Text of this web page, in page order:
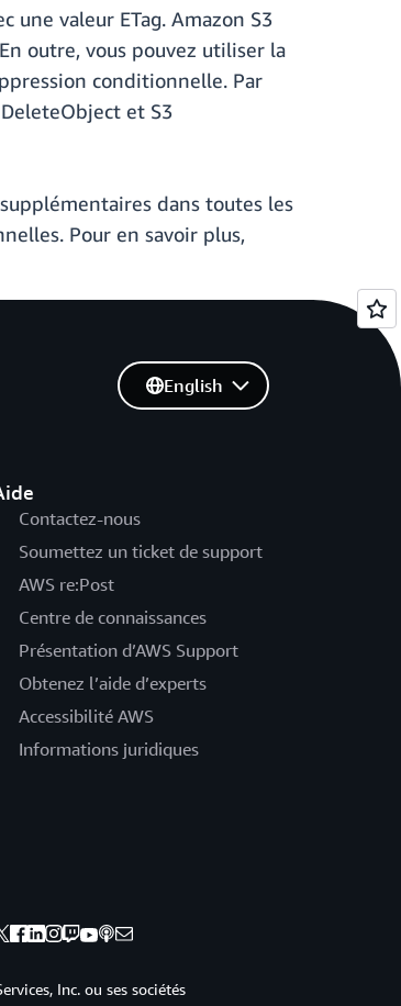
valeur ETag. Amazon S3
outre, vous pouvez utiliser la
conditionnelle. Par
et S3
dans toutes les
Pour en savoir plus,
Contactez-nous
Soumettez un ticket de support
AWS re:Post
Centre de connaissances
Présentation d’AWS Support
Obtenez l’aide d’experts
Accessibilité AWS
Informations juridiques
English
Inc. ou ses sociétés